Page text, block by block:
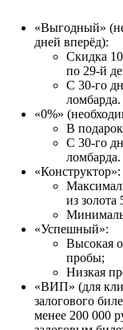
«Выгодный»
дней вперёд):
Скидка
по 29-й
С 30-го
ломбарда.
«0%»
В
С 30-го
ломбарда.
«Конструктор»:
из
«Успешный»:
Высокая
пробы;
Низкая
«ВИП» (для
залогового
менее 200 000